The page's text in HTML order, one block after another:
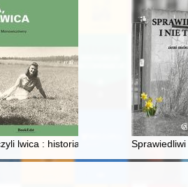
= Studies of stratigraphy : the
lwica : historia Loli Monowiczówny
Sprawiedliwi